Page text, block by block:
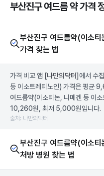
부산진구 여드름 약 가격
부산진구 여드름약(이소
가격 찾는 법
가격 비교 앱 [나만의닥터] 에서 수
등 이소트레티노인) 가격은 평균
여드름약(이소티논, 니메겐 등 이
10,260원, 최저 5,000원입니다.
출처: 나만의닥터
부산진구 여드름약(이소
처방 병원 찾는 법